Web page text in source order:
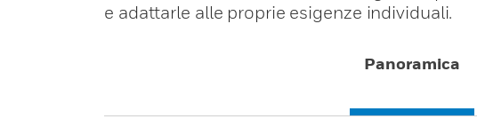
e adattarle alle proprie esigenze individuali.
Panoramica